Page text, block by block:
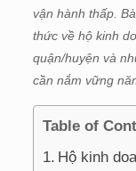
vận hành thấp.
thức về hộ kinh
quận/huyện và
cần nắm vững
Table of
Hộ kinh